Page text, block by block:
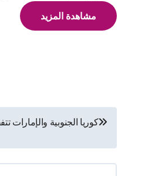
مشاهدة المزيد
تصفّح
المقالات
كوريا الجنوبية والإمارات